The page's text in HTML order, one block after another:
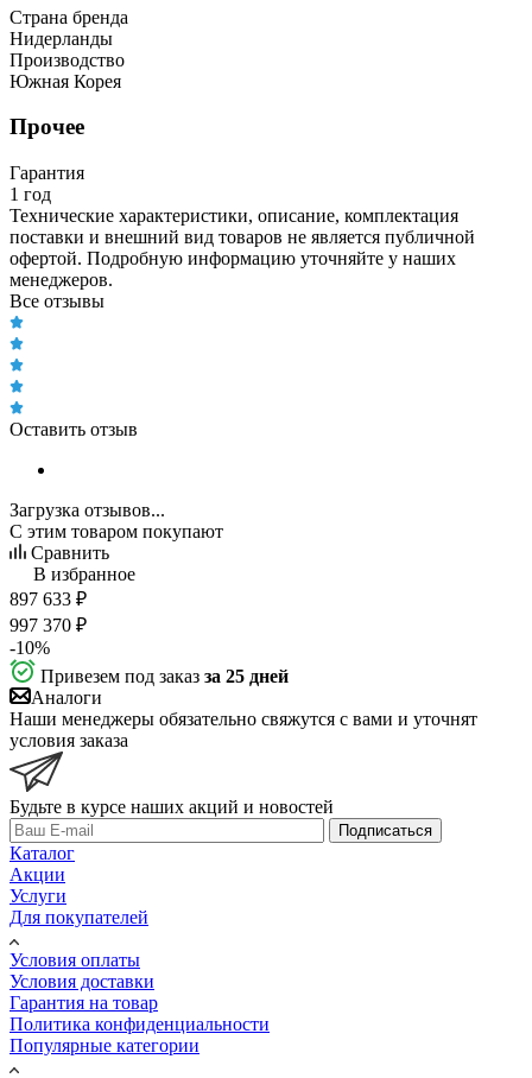
Страна бренда
Нидерланды
Производство
Южная Корея
Прочее
Гарантия
1 год
Технические характеристики, описание, комплектация
поставки и внешний вид товаров не является публичной
офертой. Подробную информацию уточняйте у наших
менеджеров.
Все отзывы
Оставить отзыв
Загрузка отзывов...
С этим товаром покупают
Сравнить
В избранное
897 633 ₽
997 370 ₽
-10%
Привезем под заказ за 25 дней
Аналоги
Наши менеджеры обязательно свяжутся с вами и уточнят
условия заказа
Будьте в курсе наших акций и новостей
Подписаться
Каталог
Акции
Услуги
Для покупателей
Условия оплаты
Условия доставки
Гарантия на товар
Политика конфиденциальности
Популярные категории